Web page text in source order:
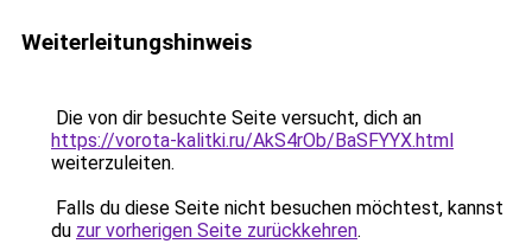
Weiterleitungshinweis
Die von dir besuchte Seite versucht, dich an
https://vorota-kalitki.ru/AkS4rOb/BaSFYYX.html
weiterzuleiten.
Falls du diese Seite nicht besuchen möchtest, kannst
du zur vorherigen Seite zurückkehren.